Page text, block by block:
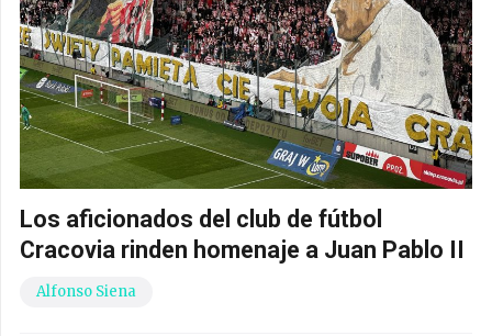
Los aficionados del club de fútbol
Cracovia rinden homenaje a Juan Pablo II
Alfonso Siena